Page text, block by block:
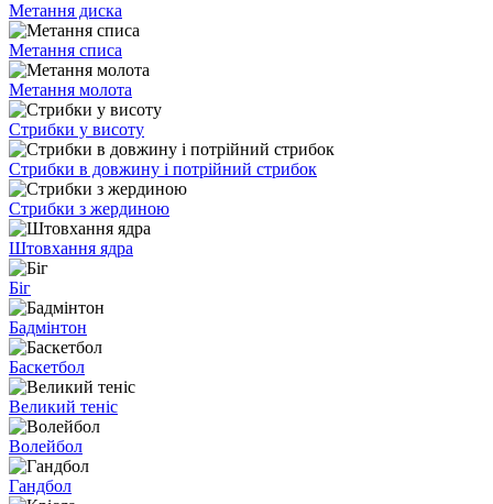
Метання диска
Метання списа
Метання молота
Стрибки у висоту
Стрибки в довжину і потрійний стрибок
Стрибки з жердиною
Штовхання ядра
Біг
Бадмінтон
Баскетбол
Великий теніс
Волейбол
Гандбол